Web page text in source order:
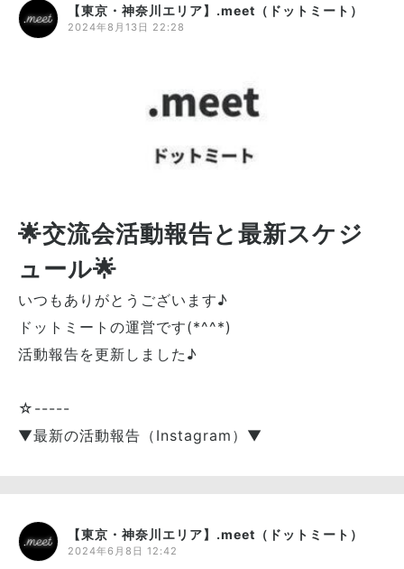
【東京・神奈川エリア】.meet（ドットミート）
2024年8月13日 22:28
🌟交流会活動報告と最新スケジ
ュール🌟
いつもありがとうございます♪
ドットミートの運営です(*^^*)
活動報告を更新しました♪
☆-----
▼最新の活動報告（Instagram）▼
【東京・神奈川エリア】.meet（ドットミート）
2024年6月8日 12:42